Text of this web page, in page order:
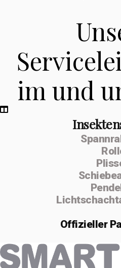
im und
Offizieller